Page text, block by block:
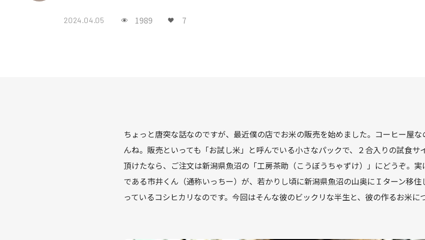
2024.04.05 1989 7
ちょっと唐突な話なのですが、最近僕の店でお米の販売を始めました。コーヒー屋
んね。販売といっても「お試し米」と呼んでいる小さなパックで、２合入りの試食サ
頂けたなら、ご注文は新潟県魚沼の「工房茶助（こうぼうちゃずけ）」にどうぞ。
である市井くん（通称いっちー）が、若かりし頃に新潟県魚沼の山奥にＩターン移
っているコシヒカリなのです。今回はそんな彼のビックリな半生と、彼の作るお米に